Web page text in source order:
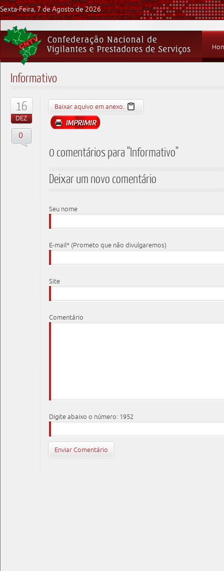
Sexta-Feira, 7 de Agosto de 2026
Informativo
16
DEZ
0
Baixar aquivo em anexo.
0 comentários para "Informativo"
Deixar um novo comentário
Seu nome
E-mail* (Prometo que não divulgaremos)
Site
Comentário
Digite abaixo o número: 1952